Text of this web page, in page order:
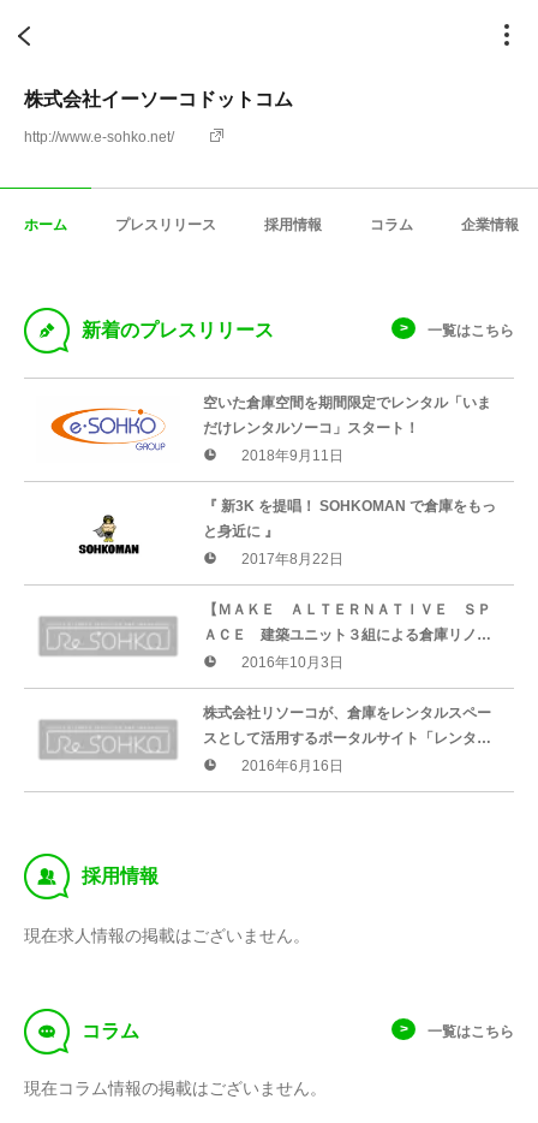
株式会社イーソーコドットコム
http://www.e-sohko.net/
ホーム プレスリリース 採用情報 コラム 企業情報
D 新着のプレスリリース 一覧はこちら
空いた倉庫空間を期間限定でレンタル「いま
だけレンタルソーコ」スタート！
2018年9月11日
『 新3K を提唱！ SOHKOMAN で倉庫をもっ
と身近に 』
2017年8月22日
【ＭＡＫＥ ＡＬＴＥＲＮＡＴＩＶＥ ＳＰ
ＡＣＥ 建築ユニット３組による倉庫リノベ
ーションの提案】
2016年10月3日
株式会社リソーコが、倉庫をレンタルスペー
スとして活用するポータルサイト「レンタル
ソーコ」をオープン
2016年6月16日
‰ 採用情報
現在求人情報の掲載はございません。
f コラム 一覧はこちら
現在コラム情報の掲載はございません。